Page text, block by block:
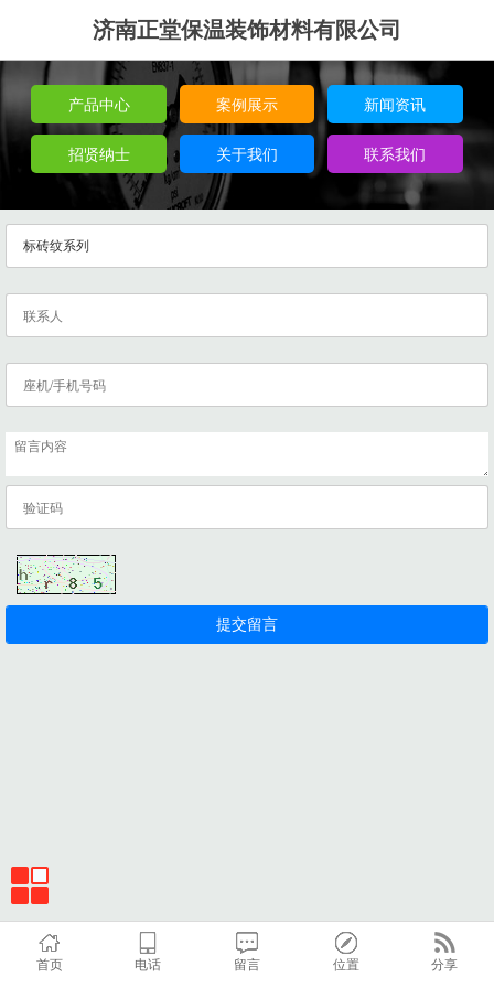
济南正堂保温装饰材料有限公司
产品中心 案例展示 新闻资讯
招贤纳士 关于我们 联系我们
首页 电话 留言 位置 分享